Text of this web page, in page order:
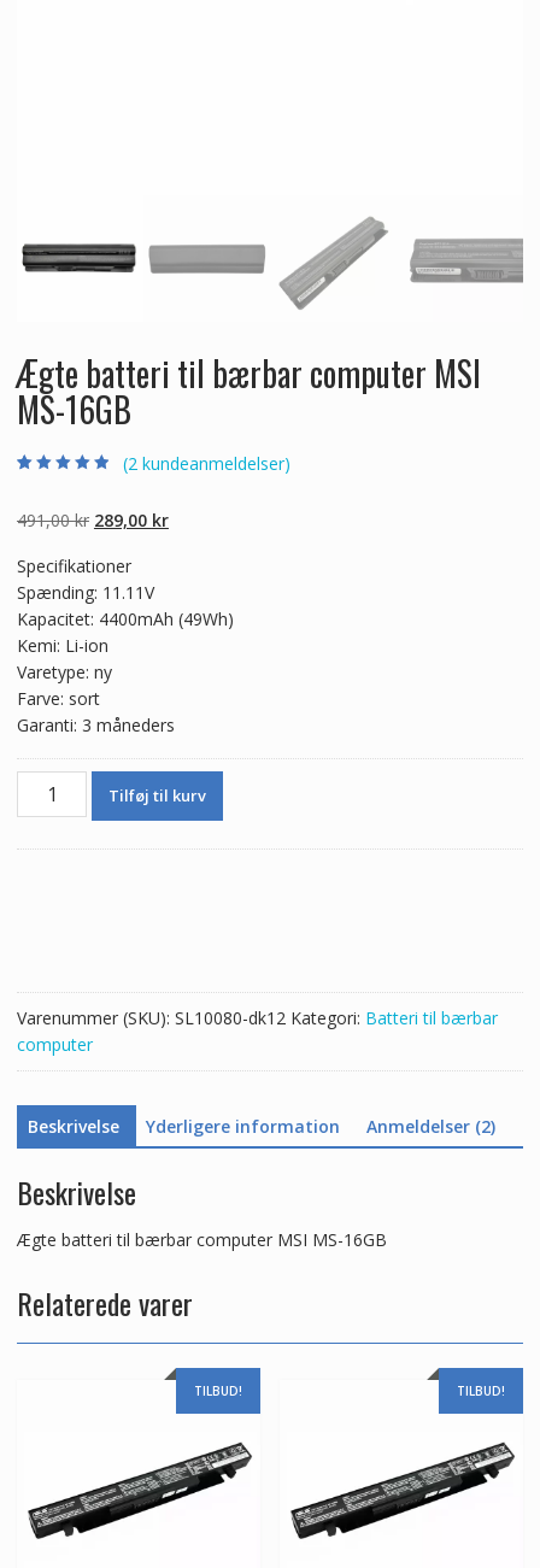
Ægte batteri til bærbar computer MSI
MS-16GB
baseret på
kundebedømme
(2 kundeanmeldelser)
491,00kr Den
pris
var:
491,00 kr.
289,00 krDen
289,00 kr.
Specifikationer
Spænding: 11.11V
Kapacitet: 4400mAh (49Wh)
Kemi: Li-ion
Varetype: ny
Farve: sort
Garanti: 3 måneders
Ægte
antal
Tilføj til kurv
Varenummer (SKU): SL10080-dk12 Kategori: Batteri til bærbar
computer
Beskrivelse Yderligere information Anmeldelser (2)
Beskrivelse
Ægte batteri til bærbar computer MSI MS-16GB
Relaterede varer
TILBUD! TILBUD!